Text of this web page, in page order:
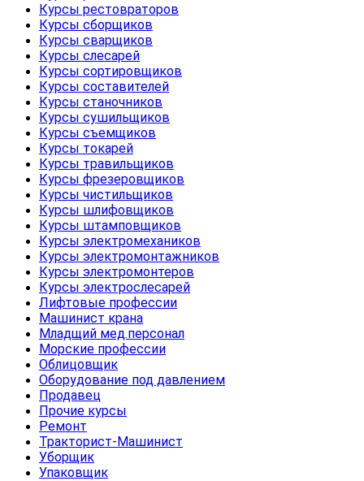
Курсы рестовраторов
Курсы сборщиков
Курсы сварщиков
Курсы слесарей
Курсы сортировщиков
Курсы составителей
Курсы станочников
Курсы сушильщиков
Курсы съемщиков
Курсы токарей
Курсы травильщиков
Курсы фрезеровщиков
Курсы чистильщиков
Курсы шлифовщиков
Курсы штамповщиков
Курсы электромехаников
Курсы электромонтажников
Курсы электромонтеров
Курсы электрослесарей
Лифтовые профессии
Машинист крана
Младщий мед.персонал
Морские профессии
Облицовщик
Оборудование под давлением
Продавец
Прочие курсы
Ремонт
Тракторист-Машинист
Уборщик
Упаковщик